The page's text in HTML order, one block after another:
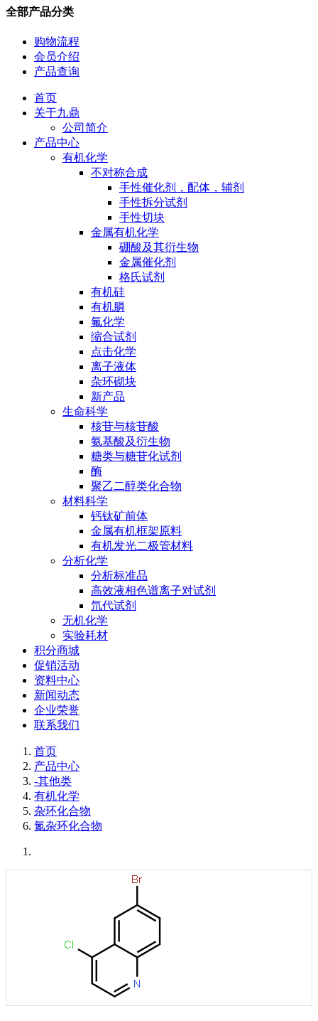
全部产品分类
购物流程
会员介绍
产品查询
首页
关于九鼎
公司简介
产品中心
有机化学
不对称合成
手性催化剂，配体，辅剂
手性拆分试剂
手性切块
金属有机化学
硼酸及其衍生物
金属催化剂
格氏试剂
有机硅
有机膦
氟化学
缩合试剂
点击化学
离子液体
杂环砌块
新产品
生命科学
核苷与核苷酸
氨基酸及衍生物
糖类与糖苷化试剂
酶
聚乙二醇类化合物
材料科学
钙钛矿前体
金属有机框架原料
有机发光二极管材料
分析化学
分析标准品
高效液相色谱离子对试剂
氘代试剂
无机化学
实验耗材
积分商城
促销活动
资料中心
新闻动态
企业荣誉
联系我们
首页
产品中心
-其他类
有机化学
杂环化合物
氮杂环化合物